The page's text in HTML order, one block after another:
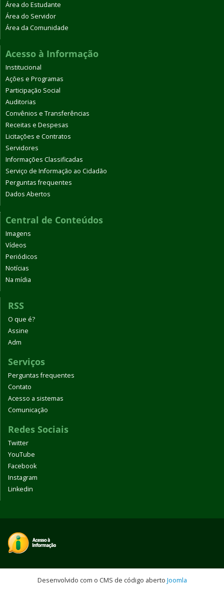
Área do Estudante
Área do Servidor
Área da Comunidade
Acesso à Informação
Institucional
Ações e Programas
Participação Social
Auditorias
Convênios e Transferências
Receitas e Despesas
Licitações e Contratos
Servidores
Informações Classificadas
Serviço de Informação ao Cidadão
Perguntas frequentes
Dados Abertos
Central de Conteúdos
Imagens
Vídeos
Periódicos
Notícias
Na mídia
RSS
O que é?
Assine
Adm
Serviços
Perguntas frequentes
Contato
Acesso a sistemas
Comunicação
Redes Sociais
Twitter
YouTube
Facebook
Instagram
Linkedin
Desenvolvido com o CMS de código aberto Joomla